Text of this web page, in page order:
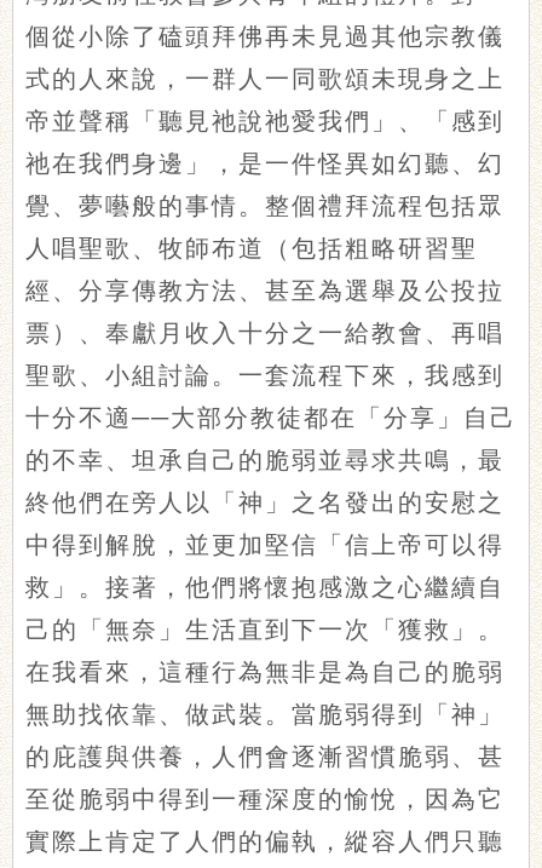
個從小除了磕頭拜佛再未見過其他宗教儀
式的人來說，一群人一同歌頌未現身之上
帝並聲稱「聽見祂說祂愛我們」、「感到
祂在我們身邊」，是一件怪異如幻聽、幻
覺、夢囈般的事情。整個禮拜流程包括眾
人唱聖歌、牧師布道（包括粗略研習聖
經、分享傳教方法、甚至為選舉及公投拉
票）、奉獻月收入十分之一給教會、再唱
聖歌、小組討論。一套流程下來，我感到
十分不適──大部分教徒都在「分享」自己
的不幸、坦承自己的脆弱並尋求共鳴，最
終他們在旁人以「神」之名發出的安慰之
中得到解脫，並更加堅信「信上帝可以得
救」。接著，他們將懷抱感激之心繼續自
己的「無奈」生活直到下一次「獲救」。
在我看來，這種行為無非是為自己的脆弱
無助找依靠、做武裝。當脆弱得到「神」
的庇護與供養，人們會逐漸習慣脆弱、甚
至從脆弱中得到一種深度的愉悅，因為它
實際上肯定了人們的偏執，縱容人們只聽